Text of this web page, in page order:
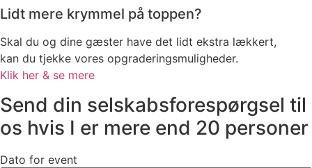
Lidt mere krymmel på toppen?
Skal du og dine gæster have det lidt ekstra lækkert,
kan du tjekke vores opgraderingsmuligheder.
Klik her & se mere
Send din selskabsforespørgsel til
os hvis I er mere end 20 personer
Dato for event